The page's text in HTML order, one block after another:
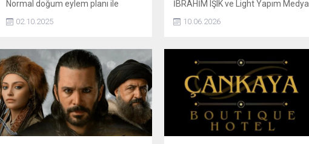
Normal doğum eylem planı ile
hazırlanan gebelerimizi
02.10.2025
İBRAHİM IŞIK ve Light Yapım Medya
genç girişimci İBRAHİM IŞIK, medya,
alanındaki başarılı çalışmalarıyla
dikkat çekmeye devam ediyor.
Kurucusu olduğu Light Yapım
Medya Ajansı ile kısa sürede
sektörde kendine sağlam bir yer
edinen Işık, yenilikçi vizyonu ve
10.06.2026